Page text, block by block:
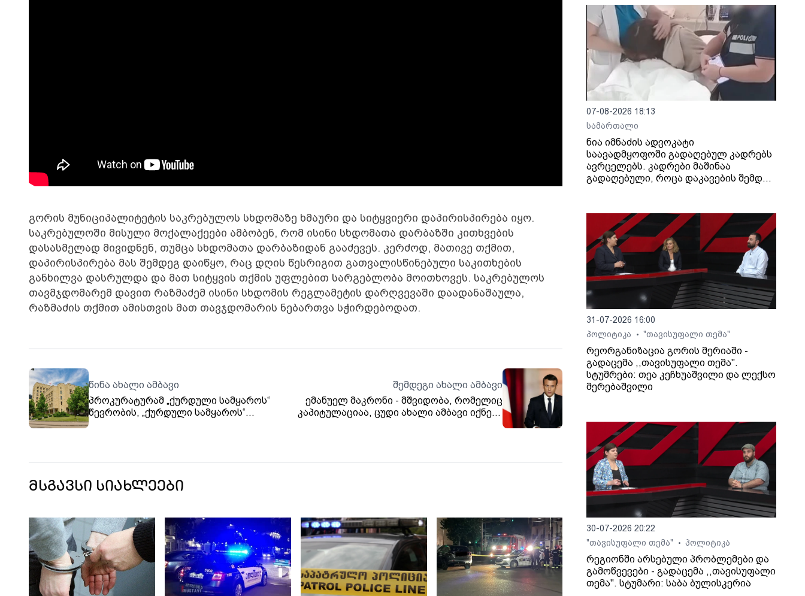
გორის მუნიციპალიტეტის საკრებულოს სხდომაზე ხმაური და სიტყვიერი დაპირისპირება იყო.
საკრებულოში მისული მოქალაქეები ამბობენ, რომ ისინი სხდომათა დარბაზში კითხვების
დასასმელად მივიდნენ, თუმცა სხდომათა დარბაზიდან გააძევეს. კერძოდ, მათივე თქმით,
დაპირისპირება მას შემდეგ დაიწყო, რაც დღის წესრიგით გათვალისწინებული საკითხების
განხილვა დასრულდა და მათ სიტყვის თქმის უფლებით სარგებლობა მოითხოვეს. საკრებულოს
თავმჯდომარემ დავით რაზმაძემ ისინი სხდომის რეგლამეტის დარღვევაში დაადანაშაულა,
რაზმაძის თქმით ამისთვის მათ თავჯდომარის ნებართვა სჭირდებოდათ.
წინა ახალი ამბავი
პროკურატურამ „ქურდული სამყაროს“
წევრობის, „ქურდული სამყაროს“
შემდეგი ახალი ამბავი
ემანუელ მაკრონი - მშვიდობა, რომელიც
კაპიტულაციაა, ცუდი ახალი ამბავი იქნება
ყველასთვის, მათ შორის აშშ-სთვის
მსგავსი სიახლეები
07-08-2026 18:13
სამართალი
ნია იმნაძის ადვოკატი
საავადმყოფოში გადაღებულ კადრებს
ავრცელებს. კადრები მაშინაა
გადაღებული, როცა დაკავების შემდეგ
31-07-2026 16:00
პოლიტიკა
• "თავისუფალი თემა"
რეორგანიზაცია გორის მერიაში -
გადაცემა ,,თავისუფალი თემა".
სტუმრები: თეა კეჩხუაშვილი და ლექსო
მერებაშვილი
30-07-2026 20:22
"თავისუფალი თემა"
• პოლიტიკა
რეგიონში არსებული პრობლემები და
გამოწვევები - გადაცემა ,,თავისუფალი
თემა". სტუმარი: საბა ბულისკერია